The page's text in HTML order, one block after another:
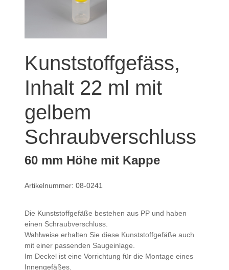
Kunststoffgefäss,
Inhalt 22 ml mit
gelbem
Schraubverschluss
60 mm Höhe mit Kappe
Artikelnummer: 08-0241
Die Kunststoffgefäße bestehen aus PP und haben
einen Schraubverschluss.
Wahlweise erhalten Sie diese Kunststoffgefäße auch
mit einer passenden Saugeinlage.
Im Deckel ist eine Vorrichtung für die Montage eines
Innengefäßes.